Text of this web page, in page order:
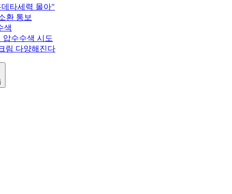
타세력 몰아"
환 통보
색
압수수색 시도
림 다양해진다